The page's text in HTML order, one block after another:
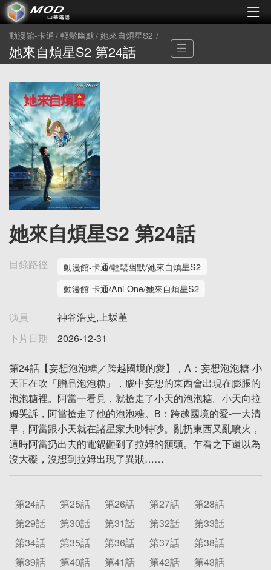
動漫館-卡通 輕鬆幽默 她來自煩星S2
她來自煩星S2 第24話
她來自煩星S2 第24話
目錄路徑
動漫館-卡通/輕鬆幽默/她來自煩星S2
動漫館-卡通/Ani-One/她來自煩星S2
演員
神谷浩史,上坂堇
下片日期
2026-12-31
第24話【妄想泡泡糖／跨越國境的愛】，A：妄想泡泡糖-小
天正在吹「贈品泡泡糖」，腦中妄想的東西會出現在膨脹的
泡泡糖裡。阿當一看見，就搶走了小天的泡泡糖。小天向拉
姆哭訴，阿當搶走了他的泡泡糖。B：跨越國境的愛-一大清
早，阿當跟小天就在諸星家大吵特吵。亂扔東西又亂噴火，
這時阿當扔出去的電鍋砸到了拉姆的額頭。乍看之下還以為
沒大礙，沒想到拉姆出現了異狀……
第24話 第25話 第26話 第27話
第28話
第29話
第30話 第31話 第32話
第33話
第34話
第35話 第36話 第37話
第38話
第39話
第40話 第41話 第42話
第43話